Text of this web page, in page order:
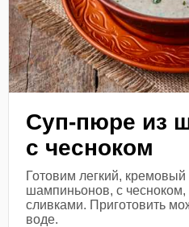
Суп-пюре из
с чесноком
Готовим легкий,
шампиньонов, с
сливками. Приготовить
воде.